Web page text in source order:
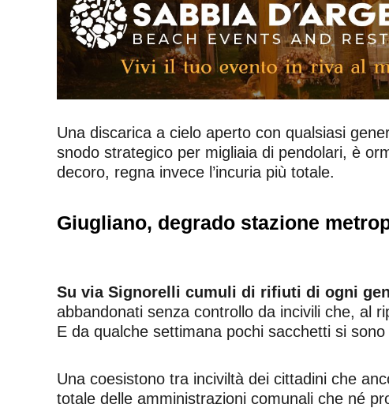
Una discarica a cielo aperto con qualsiasi
snodo strategico per migliaia di pendolari, è
decoro, regna invece l’incuria più totale.
Giugliano, degrado stazione
Su via Signorelli cumuli di rifiuti di ogni
abbandonati senza controllo da incivili che, al
E da qualche settimana pochi sacchetti si
Una coesistono tra inciviltà dei cittadini che
totale delle amministrazioni comunali che né